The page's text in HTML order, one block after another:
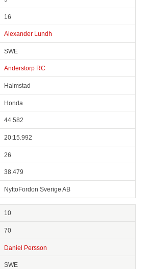
16
Alexander Lundh
SWE
Anderstorp RC
Halmstad
Honda
44.582
20:15.992
26
38.479
NyttoFordon Sverige AB
10
70
Daniel Persson
SWE